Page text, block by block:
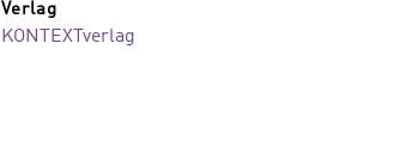
Verlag
KONTEXTverlag